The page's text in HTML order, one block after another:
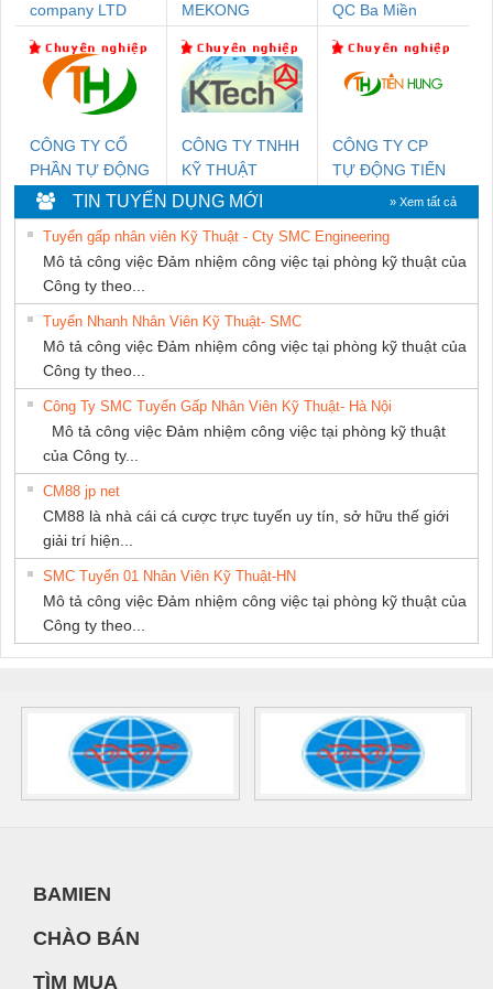
company LTD
MEKONG
SUPPLY
QC Ba Miền
CÔNG TY CỔ
PHẦN TỰ ĐỘNG
TIẾN HƯNG
CÔNG TY TNHH
KỸ THUẬT
KTECH VIỆT
NAM
CÔNG TY CP
TỰ ĐỘNG TIẾN
TIN TUYỂN DỤNG MỚI » Xem tất cả
Tuyển gấp nhân viên Kỹ Thuật - Cty SMC Engineering
Mô tả công việc Đảm nhiệm công việc tại phòng kỹ thuật của
Công ty theo...
Tuyển Nhanh Nhân Viên Kỹ Thuật- SMC
Mô tả công việc Đảm nhiệm công việc tại phòng kỹ thuật của
Công ty theo...
Công Ty SMC Tuyển Gấp Nhân Viên Kỹ Thuật- Hà Nội
Mô tả công việc Đảm nhiệm công việc tại phòng kỹ thuật
của Công ty...
CM88 jp net
CM88 là nhà cái cá cược trực tuyến uy tín, sở hữu thế giới
giải trí hiện...
SMC Tuyển 01 Nhân Viên Kỹ Thuật-HN
Mô tả công việc Đảm nhiệm công việc tại phòng kỹ thuật của
Công ty theo...
BAMIEN
CHÀO BÁN
TÌM MUA